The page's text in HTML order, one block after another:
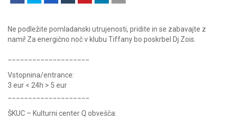
Ne podležite pomladanski utrujenosti, pridite in se zabavajte z
nami! Za energično noč v klubu Tiffany bo poskrbel Dj Zois.
Vstopnina/entrance:
3 eur < 24h > 5 eur
ŠKUC – Kulturni center Q obvešča: